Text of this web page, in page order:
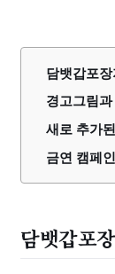
담뱃갑포
경고그림
새로 추가
금연 캠페
담뱃갑포